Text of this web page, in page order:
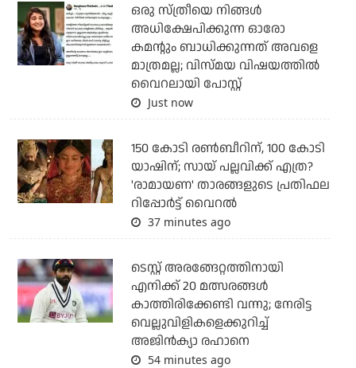
ഒരു സ്ത്രീയെ നിങ്ങള്‍
അധിക്ഷേപിക്കുന്ന ഓരോ
കമന്റും ബാധിക്കുന്നത് അവളെ
മാത്രമല്ല; വിസ്മയ വിഷയത്തില്‍
വൈറലായി പോസ്റ്റ്
Just now
150 കോടി രൺബീറിന്, 100 കോടി
യാഷിന്; സായ് പല്ലവിക്ക് എത്ര?
'രാമായണ' താരങ്ങളുടെ പ്രതിഫല
റിപ്പോർട്ട് വൈറൽ
37 minutes ago
ടെസ്റ്റ് അരങ്ങേറ്റത്തിനായി
എനിക്ക് 20 മത്സരങ്ങള്‍
കാത്തിരിക്കേണ്ടി വന്നു; നേരിട്ട
വെല്ലുവിളികളെക്കുറിച്ച്
അജിന്‍ക്യാ രഹാനെ
54 minutes ago